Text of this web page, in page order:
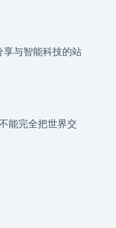
享与智能科技的站
能完全把世界交